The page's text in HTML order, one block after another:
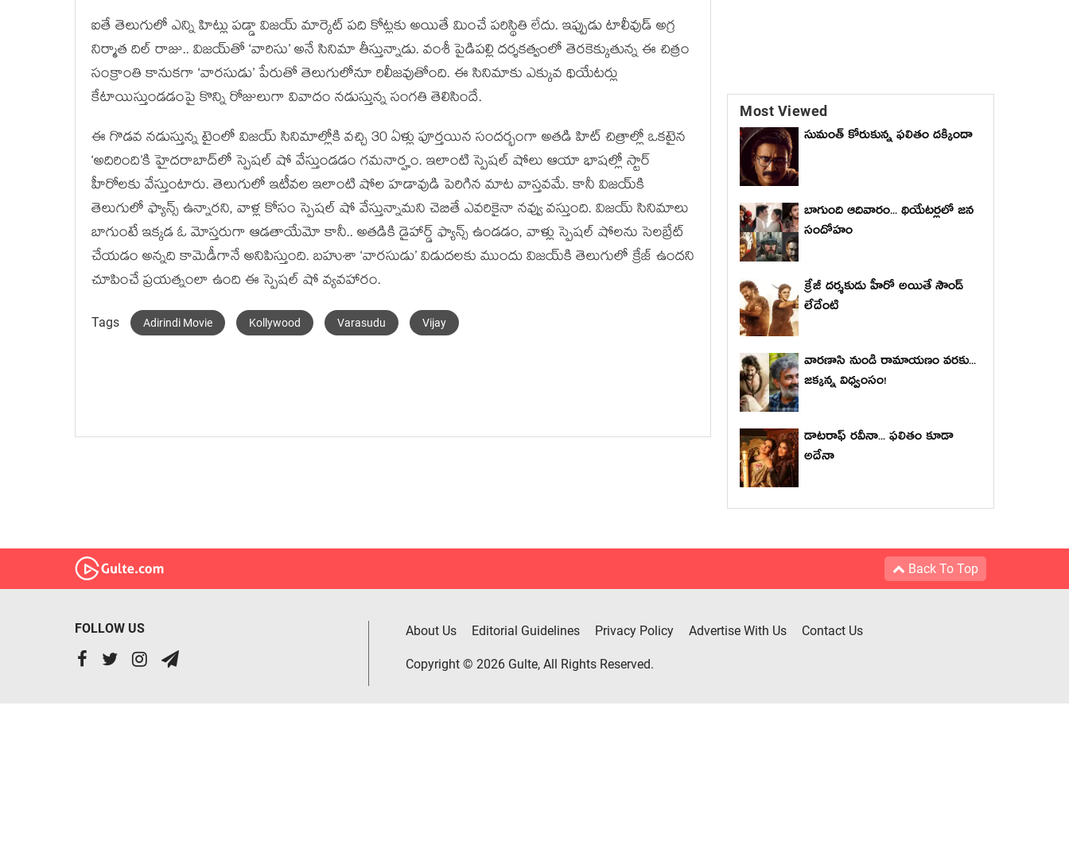
ఐతే తెలుగులో ఎన్ని హిట్లు పడ్డా విజయ్ మార్కెట్ పది కోట్లకు అయితే మించే పరిస్థితి లేదు. ఇప్పుడు టాలీవుడ్ అగ్ర
నిర్మాత దిల్ రాజు.. విజయ్‌తో ‘వారిసు’ అనే సినిమా తీస్తున్నాడు. వంశీ పైడిపల్లి దర్శకత్వంలో తెరకెక్కుతున్న ఈ చిత్రం
సంక్రాంతి కానుకగా ‘వారసుడు’ పేరుతో తెలుగులోనూ రిలీజవుతోంది. ఈ సినిమాకు ఎక్కువ థియేటర్లు
కేటాయిస్తుండడంపై కొన్ని రోజులుగా వివాదం నడుస్తున్న సంగతి తెలిసిందే.
ఈ గొడవ నడుస్తున్న టైంలో విజయ్ సినిమాల్లోకి వచ్చి 30 ఏళ్లు పూర్తయిన సందర్భంగా అతడి హిట్ చిత్రాల్లో ఒకటైన
‘అదిరింది’కి హైదరాబాద్‌లో స్పెషల్ షో వేస్తుండడం గమనార్హం. ఇలాంటి స్పెషల్ షోలు ఆయా భాషల్లో స్టార్
హీరోలకు వేస్తుంటారు. తెలుగులో ఇటీవల ఇలాంటి షోల హడావుడి పెరిగిన మాట వాస్తవమే. కానీ విజయ్‌కి
తెలుగులో ఫ్యాన్స్ ఉన్నారని, వాళ్ల కోసం స్పెషల్ షో వేస్తున్నామని చెబితే ఎవరికైనా నవ్వు వస్తుంది. విజయ్ సినిమాలు
బాగుంటే ఇక్కడ ఓ మోస్తరుగా ఆడతాయేమో కానీ.. అతడికి డైహార్డ్ ఫ్యాన్స్ ఉండడం, వాళ్లు స్పెషల్ షోలను సెలబ్రేట్
చేయడం అన్నది కామెడీగానే అనిపిస్తుంది. బహుశా ‘వారసుడు’ విడుదలకు ముందు విజయ్‌కి తెలుగులో క్రేజ్ ఉందని
చూపించే ప్రయత్నంలా ఉంది ఈ స్పెషల్ షో వ్యవహారం.
Tags Adirindi Movie Kollywood Varasudu Vijay
Most Viewed
సుమంత్ కోరుకున్న ఫలితం దక్కిందా
బాగుంది ఆదివారం... థియేటర్లలో జన
సందోహం
క్రేజీ దర్శకుడు హీరో అయితే సౌండ్
లేదేంటి
వారణాసి నుండి రామాయణం వరకు...
జక్కన్న విధ్వంసం!
డాటరాఫ్ రవీనా... ఫలితం కూడా
అదేనా
Back To Top
FOLLOW US About Us Editorial Guidelines Privacy Policy Advertise With Us Contact Us
Copyright © 2026 Gulte, All Rights Reserved.